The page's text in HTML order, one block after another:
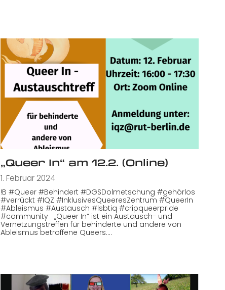
„Queer In“ am 12.2. (Online)
1. Februar 2024
!B #Queer #Behindert #DGSDolmetschung #gehörlos
#verrückt #IQZ #InklusivesQueeresZentrum #QueerIn
#Ableismus #Austausch #lsbtiq #cripqueerpride
#community „Queer In“ ist ein Austausch- und
Vernetzungstreffen für behinderte und andere von
Ableismus betroffene Queers.…